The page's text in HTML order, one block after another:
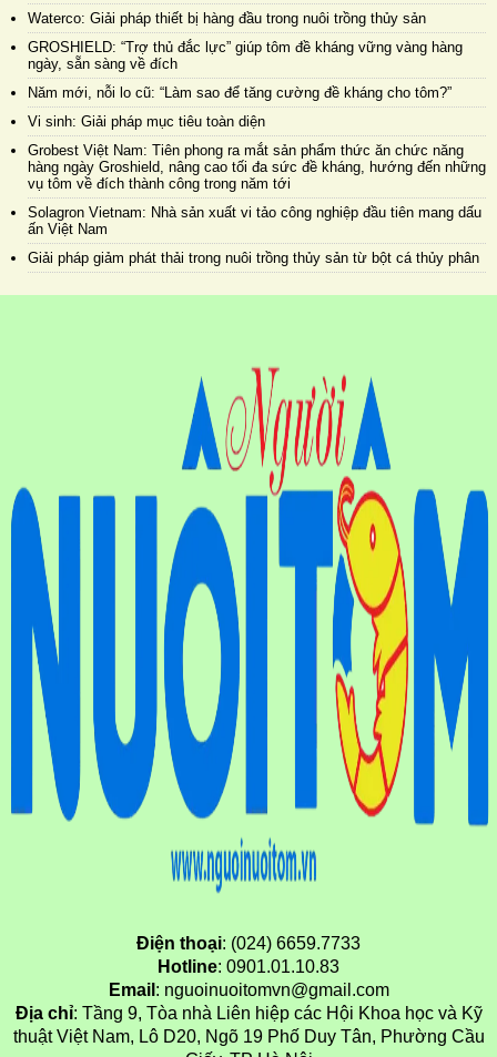
Waterco: Giải pháp thiết bị hàng đầu trong nuôi trồng thủy sản
GROSHIELD: “Trợ thủ đắc lực” giúp tôm đề kháng vững vàng hàng
ngày, sẵn sàng về đích
Năm mới, nỗi lo cũ: “Làm sao để tăng cường đề kháng cho tôm?”
Vi sinh: Giải pháp mục tiêu toàn diện
Grobest Việt Nam: Tiên phong ra mắt sản phẩm thức ăn chức năng
hàng ngày Groshield, nâng cao tối đa sức đề kháng, hướng đến những
vụ tôm về đích thành công trong năm tới
Solagron Vietnam: Nhà sản xuất vi tảo công nghiệp đầu tiên mang dấu
ấn Việt Nam
Giải pháp giảm phát thải trong nuôi trồng thủy sản từ bột cá thủy phân
Điện thoại: (024) 6659.7733
Hotline: 0901.01.10.83
Email : nguoinuoitomvn@gmail.com
Địa chỉ: Tầng 9, Tòa nhà Liên hiệp các Hội Khoa học và Kỹ
thuật Việt Nam, Lô D20, Ngõ 19 Phố Duy Tân, Phường Cầu